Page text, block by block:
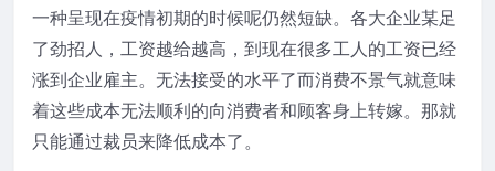
一种呈现在疫情初期的时候呢仍然短缺。各大企业某足
了劲招人，工资越给越高，到现在很多工人的工资已经
涨到企业雇主。无法接受的水平了而消费不景气就意味
着这些成本无法顺利的向消费者和顾客身上转嫁。那就
只能通过裁员来降低成本了。